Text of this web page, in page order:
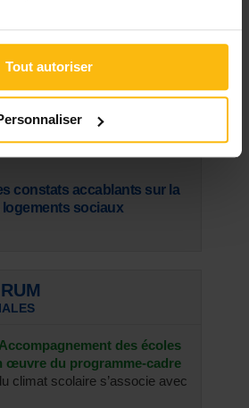
Tout autoriser
de faire partie des oubliés
constats accablants sur la
sociaux
des écoles
œuvre du programme-cadre
climat scolaire s’associe avec